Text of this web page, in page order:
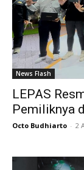
News Flash
LEPAS
Pemiliknya
Octo Budhiarto - 2